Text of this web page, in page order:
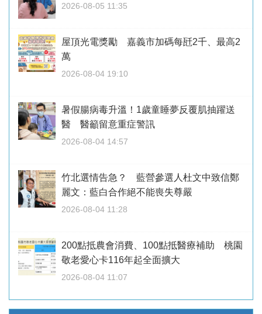
2026-08-05 11:35
屋頂光電獎勵 嘉義市加碼每瓩2千、最高2
萬
2026-08-04 19:10
暑假腸病毒升溫！1歲童睡夢反覆肌抽躍送
醫 醫籲留意重症警訊
2026-08-04 14:57
竹北選情告急？ 藍營參選人杜文中致信鄭
麗文：藍白合作絕不能喪失尊嚴
2026-08-04 11:28
200點抵農會消費、100點抵醫療補助 桃園
敬老愛心卡116年起全面擴大
2026-08-04 11:07